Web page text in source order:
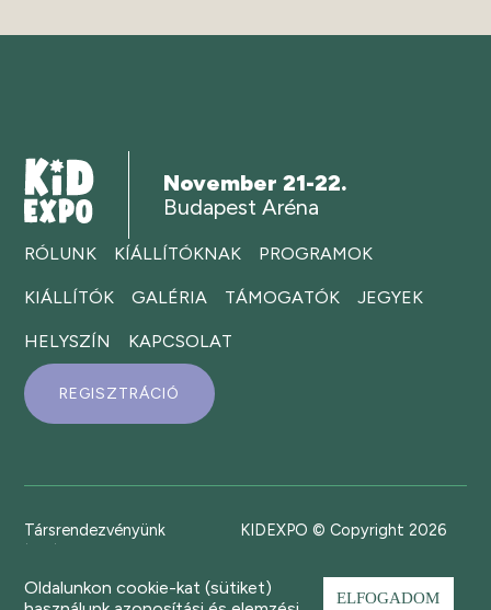
November 21-22.
Budapest Aréna
RÓLUNK KÍÁLLÍTÓKNAK PROGRAMOK
KIÁLLÍTÓK GALÉRIA TÁMOGATÓK JEGYEK
HELYSZÍN KAPCSOLAT
REGISZTRÁCIÓ
Társrendezvényünk KIDEXPO © Copyright 2026
ELFOGADOM
Oldalunkon cookie-kat (sütiket)